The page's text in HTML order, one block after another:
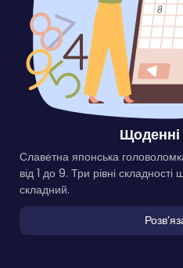
Щоденні
Славетна японська
від 1 до 9. Три рівні
складний.